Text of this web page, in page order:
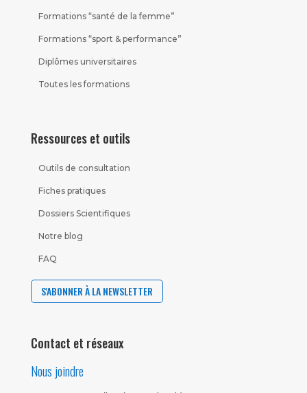
Formations “santé de la femme”
Formations “sport & performance”
Diplômes universitaires
Toutes les formations
Ressources et outils
Outils de consultation
Fiches pratiques
Dossiers Scientifiques
Notre blog
FAQ
S'ABONNER À LA NEWSLETTER
Contact et réseaux
Nous joindre